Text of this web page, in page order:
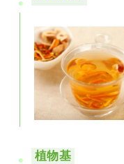
植物基